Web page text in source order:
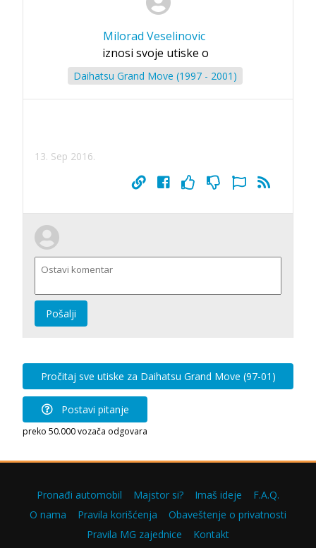
Milorad Veselinovic
iznosi svoje utiske o
Daihatsu Grand Move (1997 - 2001)
13. Sep 2016.
Pošalji
Pročitaj sve utiske za Daihatsu Grand Move (97-01)
Postavi pitanje
preko 50.000 vozača odgovara
Pronađi automobil Majstor si? Imaš ideje
F.A.Q.
O nama
Pravila korišćenja
Obaveštenje o privatnosti
Pravila MG zajednice
Kontakt